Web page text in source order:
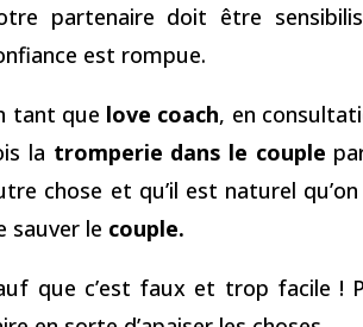
partenaire doit être
est rompue.
tant que love coach, en
la tromperie dans le couple
chose et qu’il est naturel
sauver le couple.
que c’est faux et trop facile !